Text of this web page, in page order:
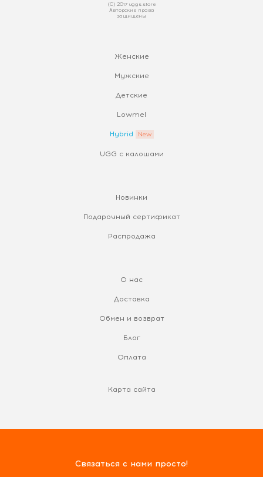
(С) 2017 uggs.store
Авторские права
защищены
Женские
Мужские
Детские
Lowmel
Hybrid
UGG с калошами
Новинки
Подарочный сертификат
Распродажа
О нас
Доставка
Обмен и возврат
Блог
Оплата
Карта сайта
Связаться с нами просто!